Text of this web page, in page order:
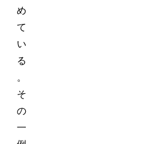
め
て
い
る
。
そ
の
一